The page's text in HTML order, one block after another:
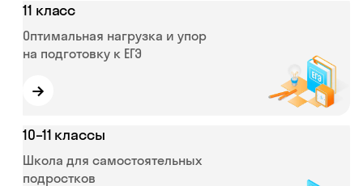
11 класс
Оптимальная нагрузка и упор
на подготовку к ЕГЭ
→
10–11 классы
Школа для самостоятельных
подростков